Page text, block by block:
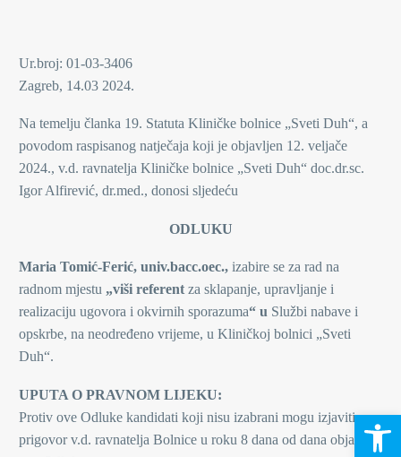
Ur.broj: 01-03-3406
Zagreb, 14.03 2024.
Na temelju članka 19. Statuta Kliničke bolnice „Sveti Duh“, a
povodom raspisanog natječaja koji je objavljen 12. veljače
2024., v.d. ravnatelja Kliničke bolnice „Sveti Duh“ doc.dr.sc.
Igor Alfirević, dr.med., donosi sljedeću
ODLUKU
Maria Tomić-Ferić, univ.bacc.oec., izabire se za rad na
radnom mjestu „viši referent za sklapanje, upravljanje i
realizaciju ugovora i okvirnih sporazuma“ u Službi nabave i
opskrbe, na neodređeno vrijeme, u Kliničkoj bolnici „Sveti
Duh“.
UPUTA O PRAVNOM LIJEKU:
Protiv ove Odluke kandidati koji nisu izabrani mogu izjaviti
prigovor v.d. ravnatelja Bolnice u roku 8 dana od dana objave